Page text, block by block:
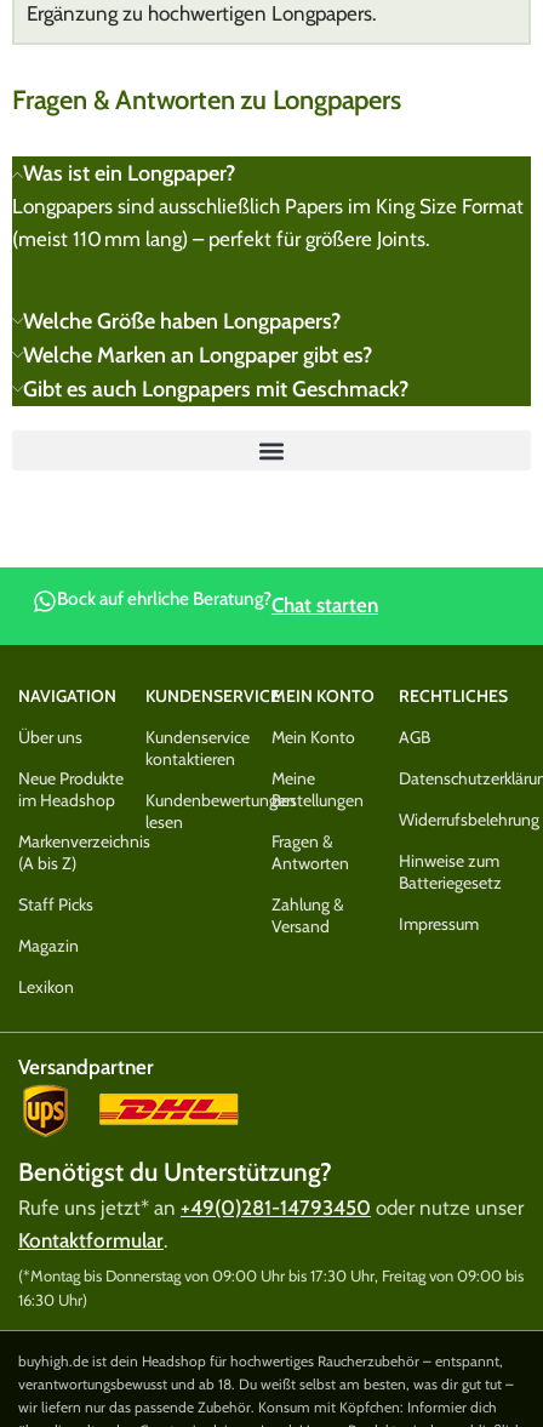
Ergänzung zu hochwertigen Longpapers.
Fragen & Antworten zu Longpapers
Was ist ein Longpaper?
Longpapers sind ausschließlich Papers im King Size Format
(meist 110 mm lang) – perfekt für größere Joints.
Welche Größe haben Longpapers?
Welche Marken an Longpaper gibt es?
Gibt es auch Longpapers mit Geschmack?
Bock auf ehrliche Beratung?Chat starten
NAVIGATION
Über uns
Neue Produkte
im Headshop
Markenverzeichnis
(A bis Z)
Staff Picks
Magazin
Lexikon
KUNDENSERVICE
Kundenservice
kontaktieren
Kundenbewertungen
lesen
MEIN KONTO
Mein Konto
Meine
Bestellungen
Fragen &
Antworten
Zahlung &
Versand
RECHTLICHES
AGB
Widerrufsbelehrung
Hinweise zum
Batteriegesetz
Impressum
Versandpartner
Benötigst du Unterstützung?
Rufe uns jetzt* an +49(0)281-14793450 oder nutze unser
Kontaktformular.
(*Montag bis Donnerstag von 09:00 Uhr bis 17:30 Uhr, Freitag von 09:00 bis
16:30 Uhr)
buyhigh.de ist dein Headshop für hochwertiges Raucherzubehör – entspannt,
verantwortungsbewusst und ab 18. Du weißt selbst am besten, was dir gut tut –
wir liefern nur das passende Zubehör. Konsum mit Köpfchen: Informier dich